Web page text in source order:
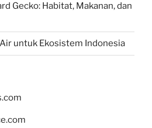
Gecko: Habitat, Makanan, dan
untuk Ekosistem Indonesia